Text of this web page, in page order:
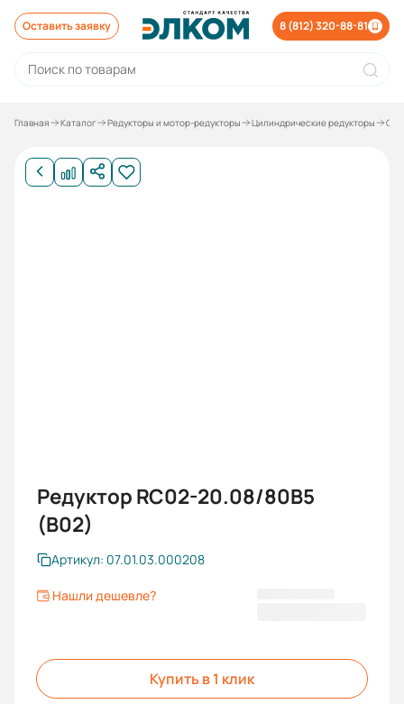
Оставить заявку 8 (812) 320-88-81
Главная Каталог Редукторы и мотор-редукторы Цилиндрические редукторы
Редуктор RC02-20.08/80B5
(B02)
Артикул: 07.01.03.000208
Нашли дешевле?
Купить в 1 клик